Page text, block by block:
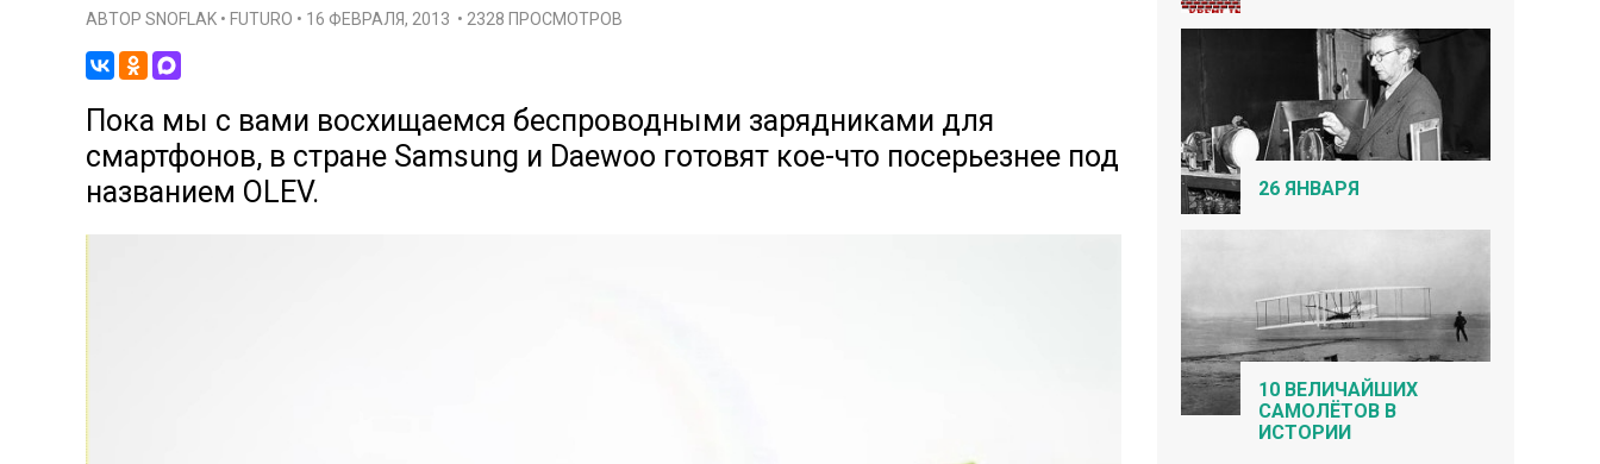
АВТОР SNOFLAK • FUTURO • 16 ФЕВРАЛЯ, 2013 • 2328 ПРОСМОТРОВ
Пока мы с вами восхищаемся беспроводными зарядниками для
смартфонов, в стране Samsung и Daewoo готовят кое-что посерьезнее под
названием OLEV.
26 ЯНВАРЯ
10 ВЕЛИЧАЙШИХ
САМОЛЁТОВ В
ИСТОРИИ